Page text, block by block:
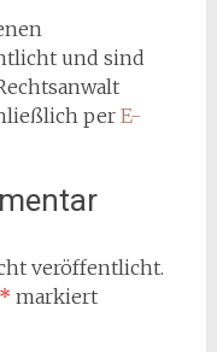
und sind
per E-
veröffentlicht.
* markiert